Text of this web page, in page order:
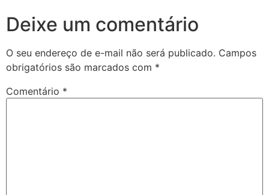
Deixe um comentário
O seu endereço de e-mail não será publicado. Campos
obrigatórios são marcados com *
Comentário *